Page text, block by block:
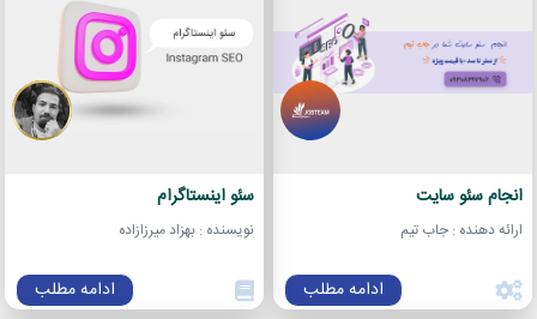
انجام سئو سایت
ارائه دهنده : جاب تیم
ادامه مطلب
سئو اینستاگرام
نویسنده : بهزاد میرزازاده
ادامه مطلب